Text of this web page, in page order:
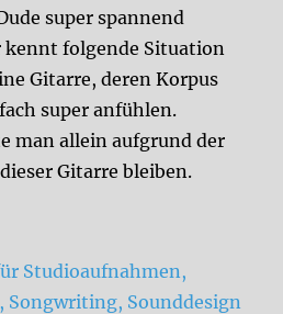
super spannend
kennt folgende Situation
Gitarre, deren Korpus
super anfühlen.
man allein aufgrund der
Gitarre bleiben.
Studioaufnahmen,
Songwriting, Sounddesign